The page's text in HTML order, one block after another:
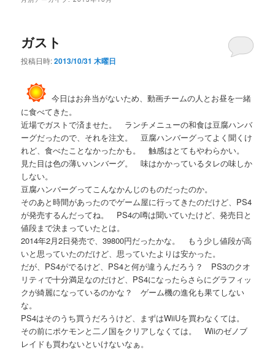
ガスト
投稿日時:2013/10/31 木曜日
今日はお弁当がないため、動画チームの人とお昼を一緒
に食べてきた。
近場でガストで済ませた。 ランチメニューの和食は豆腐ハンバ
ーグだったので、それを注文。 豆腐ハンバーグってよく聞くけ
れど、食べたことなかったかも。 触感はとてもやわらかい。
見た目は色の薄いハンバーグ。 味はかかっているタレの味しか
しない。
豆腐ハンバーグってこんなかんじのものだったのか。
そのあと時間があったのでゲーム屋に行ってきたのだけど、PS4
が発売するんだってね。 PS4の噂は聞いていたけど、発売日と
値段まで決まっていたとは。
2014年2月2日発売で、39800円だったかな。 もう少し値段が高
いと思っていたのだけど、思っていたよりは安かった。
だが、PS4がでるけど、PS4と何が違うんだろう？ PS3のクオ
リティで十分満足なのだけど、PS4になったらさらにグラフィッ
クが綺麗になっているのかな？ ゲーム機の進化も果てしない
な。
PS4はそのうち買うだろうけど、まずはWiiUを買わなくては。
その前にポケモンと二ノ国をクリアしなくては。 Wiiのゼノブ
レイドも買わないといけないなぁ。